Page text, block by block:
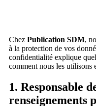
Chez Publication SDM,
à la protection de vos
confidentialité explique
comment nous les utilisons
1. Responsable
renseignements